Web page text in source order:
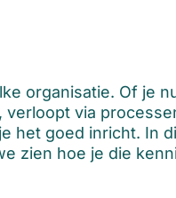
organisatie. Of je
via
het goed inricht. In
zien hoe je die